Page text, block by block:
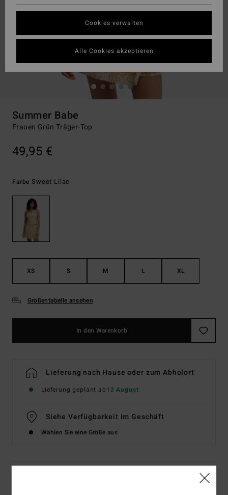
Summer Babe
Frauen Grün Träger-Top
49,95 €
Farbe Sweet Lilac
XS S M L XL
Größentabelle ansehen
In den Warenkorb
Lieferung nach Hause oder zum Abholort
Lieferung geplant ab12 August
Siehe Verfügbarkeit im Geschäft
Wählen Sie eine Größe aus
Cookies verwalten
Alle Cookies akzeptieren